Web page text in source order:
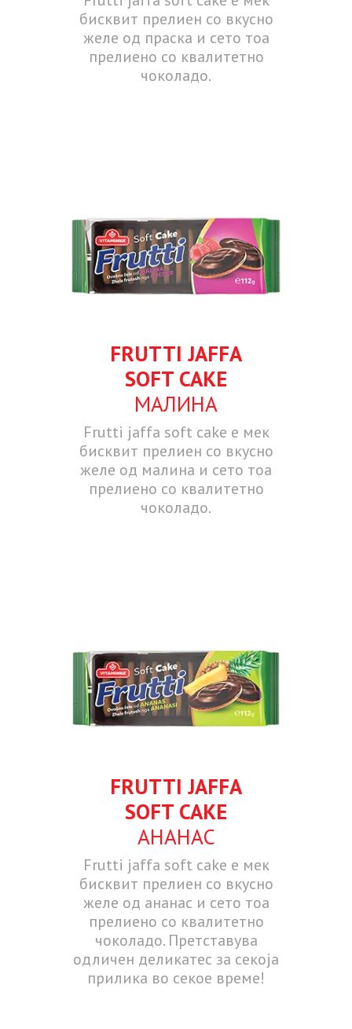
бисквит прелиен со вкусно
желе од праска и сето тоа
прелиено со квалитетно
чоколадо.
FRUTTI JAFFA
SOFT CAKE
МАЛИНА
Frutti jaffa soft cake е мек
бисквит прелиен со вкусно
желе од малина и сето тоа
прелиено со квалитетно
чоколадо.
FRUTTI JAFFA
SOFT CAKE
АНАНАС
Frutti jaffa soft cake е мек
бисквит прелиен со вкусно
желе од ананас и сето тоа
прелиено со квалитетно
чоколадо. Претставува
одличен деликатес за секоја
прилика во секое време!